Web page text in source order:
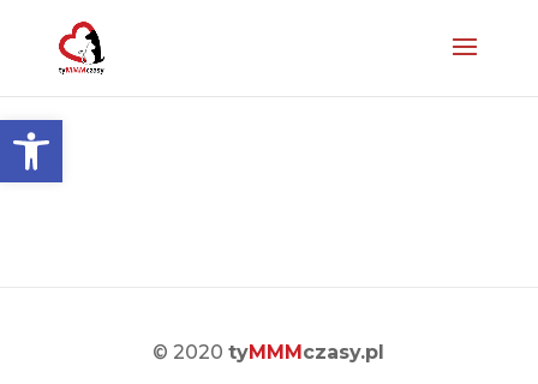
Otwórz pasek narzędzi
© 2020tyMMMczasy.pl